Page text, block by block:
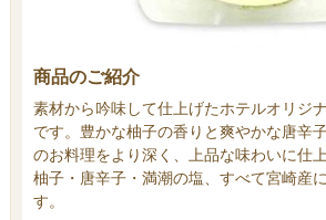
商品のご紹介
素材から吟味して仕上げたホテルオリジ
です。豊かな柚子の香りと爽やかな唐辛
のお料理をより深く、上品な味わいに仕
柚子・唐辛子・満潮の塩、すべて宮崎産
す。